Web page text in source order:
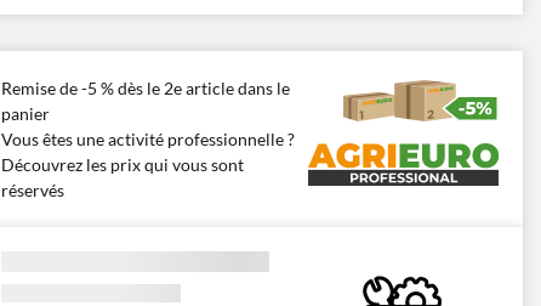
Remise de -5 % dès le 2e article dans le
panier
Vous êtes une activité professionnelle ?
Découvrez les prix qui vous sont
réservés